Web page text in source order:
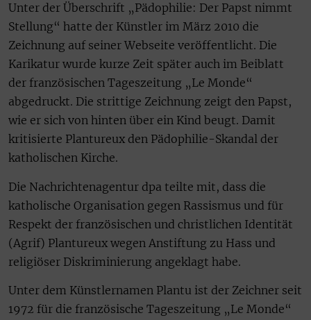
Unter der Überschrift „Pädophilie: Der Papst nimmt
Stellung“ hatte der Künstler im März 2010 die
Zeichnung auf seiner Webseite veröffentlicht. Die
Karikatur wurde kurze Zeit später auch im Beiblatt
der französischen Tageszeitung „Le Monde“
abgedruckt. Die strittige Zeichnung zeigt den Papst,
wie er sich von hinten über ein Kind beugt. Damit
kritisierte Plantureux den Pädophilie-Skandal der
katholischen Kirche.
Die Nachrichtenagentur dpa teilte mit, dass die
katholische Organisation gegen Rassismus und für
Respekt der französischen und christlichen Identität
(Agrif) Plantureux wegen Anstiftung zu Hass und
religiöser Diskriminierung angeklagt habe.
Unter dem Künstlernamen Plantu ist der Zeichner seit
1972 für die französische Tageszeitung „Le Monde“